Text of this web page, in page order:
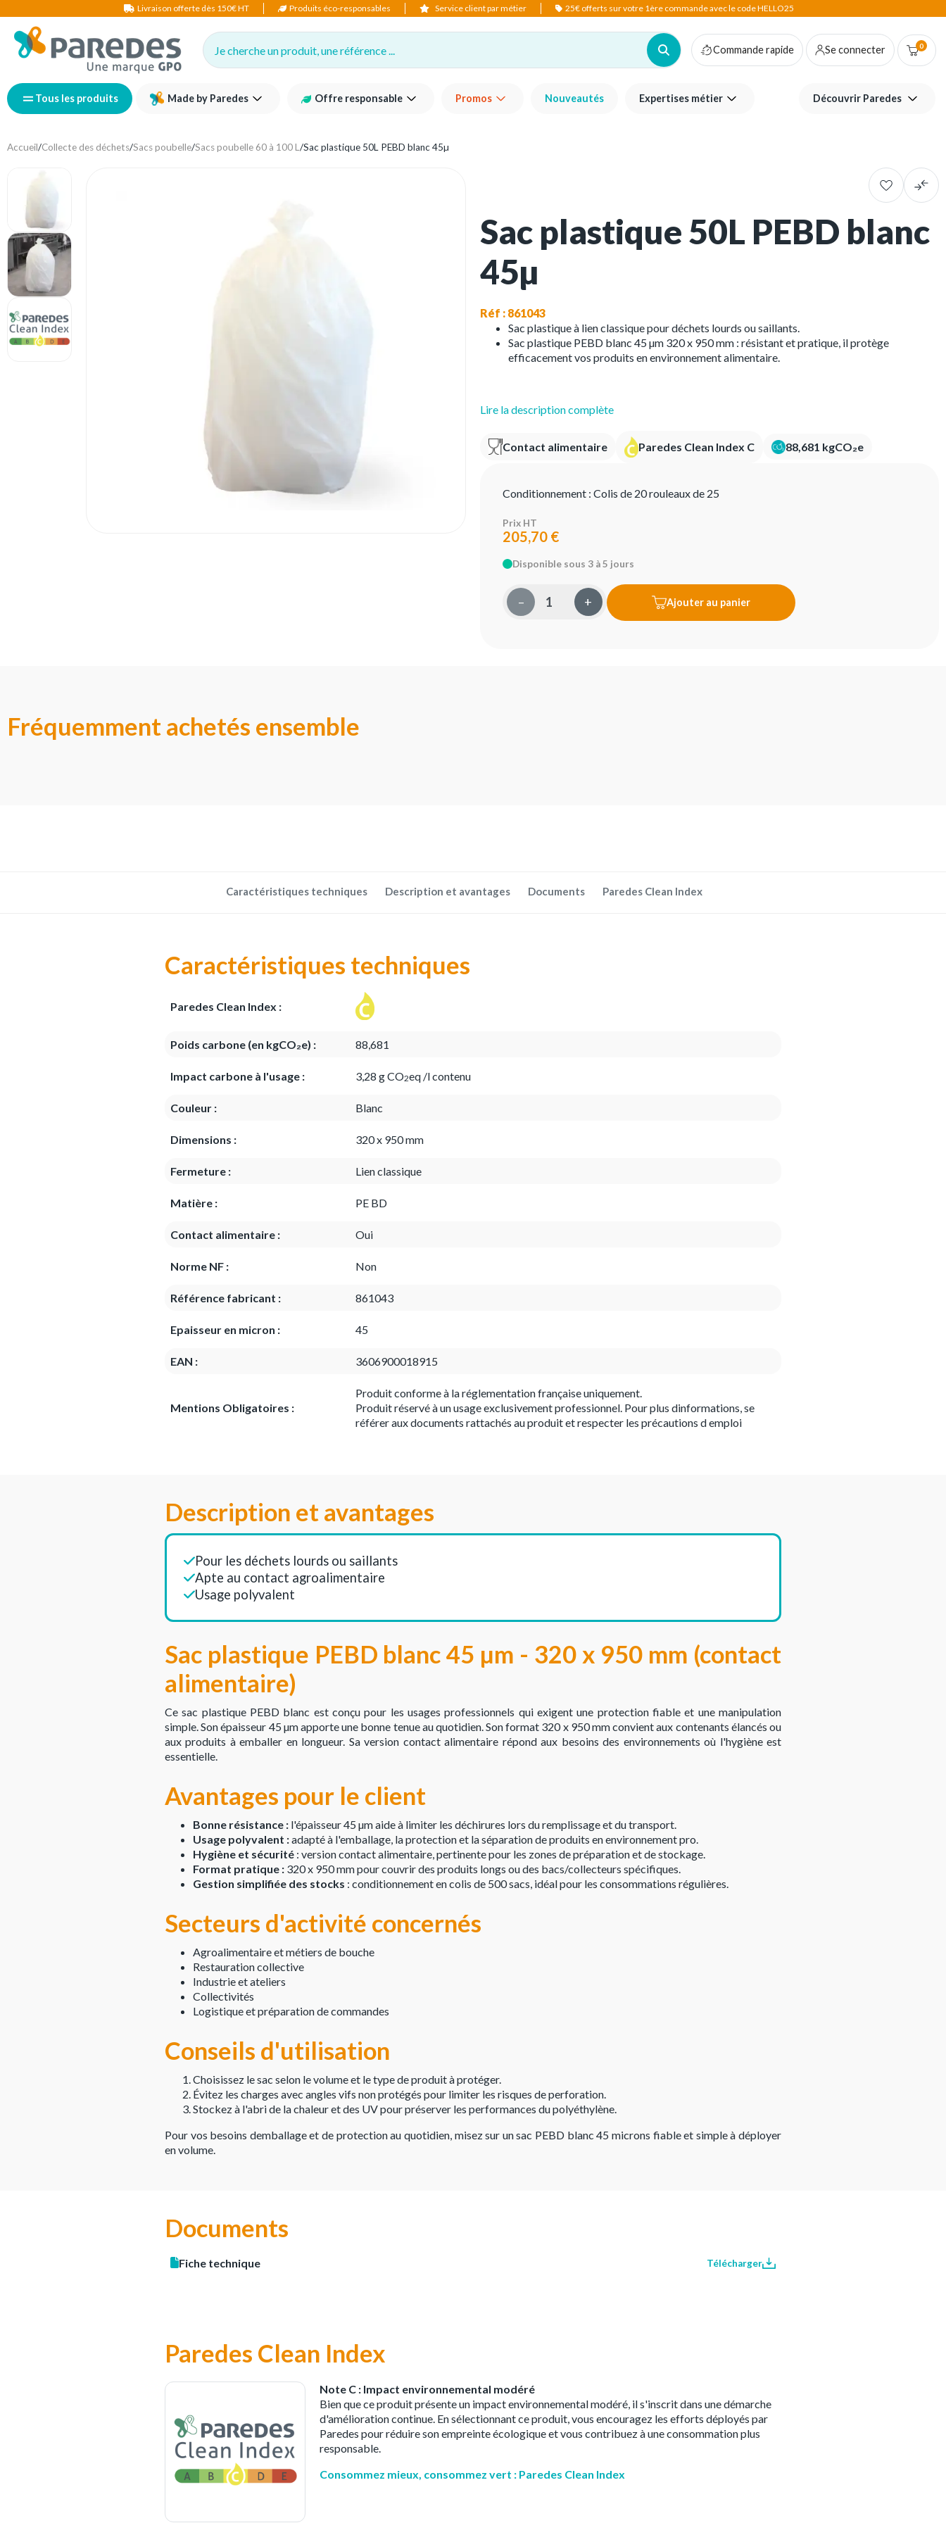
Livraison offerte dès 150€ HT Produits éco-responsables Service client par métier 25€ offerts sur votre 1ère commande avec le code HELLO25
Je cherche un produit, une référence ... Commande rapide Se connecter 0
Tous les produits Made by Paredes Offre responsable Promos Nouveautés Expertises métier Découvrir Paredes
Accueil/Collecte des déchets/Sacs poubelle/Sacs poubelle 60 à 100 L /Sac plastique 50L PEBD blanc 45µ
Sac plastique 50L PEBD blanc
45µ
Réf : 861043
Sac plastique à lien classique pour déchets lourds ou saillants.
Sac plastique PEBD blanc 45 µm 320 x 950 mm : résistant et pratique, il protège
efficacement vos produits en environnement alimentaire.
Lire la description complète
Contact alimentaire Paredes Clean Index C 88,681 kgCO₂e
Conditionnement : Colis de 20 rouleaux de 25
Prix HT
205,70 €
Disponible sous 3 à 5 jours
– + Ajouter au panier
Fréquemment achetés ensemble
Caractéristiques techniques Description et avantages Documents Paredes Clean Index
Caractéristiques techniques
Paredes Clean Index :
Poids carbone (en kgCO₂e) : 88,681
Impact carbone à l'usage : 3,28 g CO2eq /l contenu
Couleur : Blanc
Dimensions : 320 x 950 mm
Fermeture : Lien classique
Matière : PE BD
Contact alimentaire : Oui
Norme NF : Non
Référence fabricant : 861043
Epaisseur en micron : 45
EAN : 3606900018915
Mentions Obligatoires :
Produit conforme à la réglementation française uniquement.
Produit réservé à un usage exclusivement professionnel. Pour plus dinformations, se
référer aux documents rattachés au produit et respecter les précautions d emploi
Description et avantages
Pour les déchets lourds ou saillants
Apte au contact agroalimentaire
Usage polyvalent
Sac plastique PEBD blanc 45 µm - 320 x 950 mm (contact
alimentaire)
Ce sac plastique PEBD blanc est conçu pour les usages professionnels qui exigent une protection fiable et une manipulation
simple. Son épaisseur 45 µm apporte une bonne tenue au quotidien. Son format 320 x 950 mm convient aux contenants élancés ou
aux produits à emballer en longueur. Sa version contact alimentaire répond aux besoins des environnements où l'hygiène est
essentielle.
Avantages pour le client
Bonne résistance : l'épaisseur 45 µm aide à limiter les déchirures lors du remplissage et du transport.
Usage polyvalent :adapté à l'emballage, la protection et la séparation de produits en environnement pro.
Hygiène et sécurité : version contact alimentaire, pertinente pour les zones de préparation et de stockage.
Format pratique : 320 x 950 mm pour couvrir des produits longs ou des bacs/collecteurs spécifiques.
Gestion simplifiée des stocks : conditionnement en colis de 500 sacs, idéal pour les consommations régulières.
Secteurs d'activité concernés
Agroalimentaire et métiers de bouche
Restauration collective
Industrie et ateliers
Collectivités
Logistique et préparation de commandes
Conseils d'utilisation
Choisissez le sac selon le volume et le type de produit à protéger.
Évitez les charges avec angles vifs non protégés pour limiter les risques de perforation.
Stockez à l'abri de la chaleur et des UV pour préserver les performances du polyéthylène.
Pour vos besoins demballage et de protection au quotidien, misez sur un sac PEBD blanc 45 microns fiable et simple à déployer
en volume.
Documents
Fiche technique Télécharger
Paredes Clean Index
Note C : Impact environnemental modéré
Bien que ce produit présente un impact environnemental modéré, il s'inscrit dans une démarche
d'amélioration continue. En sélectionnant ce produit, vous encouragez les efforts déployés par
Paredes pour réduire son empreinte écologique et vous contribuez à une consommation plus
responsable.
Consommez mieux, consommez vert : Paredes Clean Index